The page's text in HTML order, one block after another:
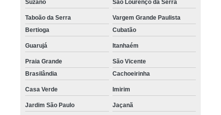
micropigmentação capilar fio a fio 3d agendar São Caetano do Sul
clínica de micropigmentação capilar realista Cajamar
micropigmentação preenchimento cabelo agendar Itaquaquecetuba
micropigmentação cabelo masculino agendar Alphaville
clínica de micropigmentação cabelo homem Cachoeirinha
Suzano São Lourenço da Serra
Taboão da Serra
Vargem Grande Paulista
Bertioga
Cubatão
Guarujá Itanhaém
Praia Grande
São Vicente
Brasilândia
Cachoeirinha
Casa Verde Imirim
Jardim São Paulo Jaçanã